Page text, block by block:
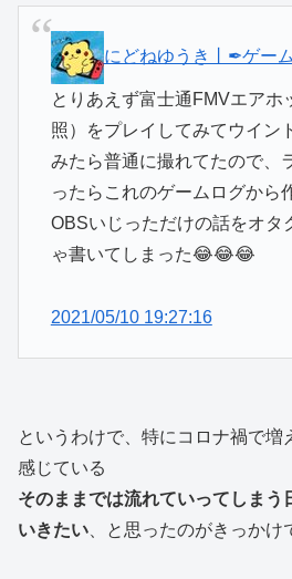
にどねゆうき丨✒ゲー
とりあえず富士通FMVエアホ
照）をプレイしてみてウイン
みたら普通に撮れてたので、
ったらこれのゲームログから
OBSいじっただけの話をオタ
ゃ書いてしまった😂😂😂
2021/05/10 19:27:16
というわけで、特にコロナ禍で増
感じている
そのままでは流れていってしまう
いきたい 、と思ったのがきっかけ